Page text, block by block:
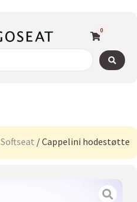
0
Softseat / Cappelini hodestøtte